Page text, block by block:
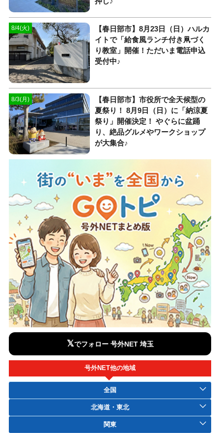
8/4(火)
【春日部市】8月23日（日）ハルカ
イトで「給食風ランチ付き凧づく
り教室」開催！ただいま電話申込
受付中♪
8/3(月)
【春日部市】市役所で全天候型の
夏祭り！ 8月9日（日）に「納涼夏
祭り」開催決定！ やぐらに盆踊
り、絶品グルメやワークショップ
が大集合♪
𝕏でフォロー 号外NET 埼玉
号外NET他の地域
全国
北海道・東北
関東